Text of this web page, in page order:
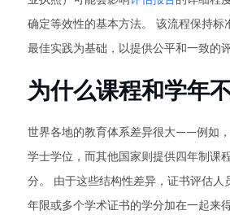
确定等效性的基本方法。 该流程保持标
最佳实践为基础，以提供公平和一致的评
为什么课程和学年
世界各地的教育体系差异很大——例如
学士学位，而其他国家则提供四年制课
分。 由于这些结构性差异，证书评估人
年限或多个学术证书的学分加在一起来